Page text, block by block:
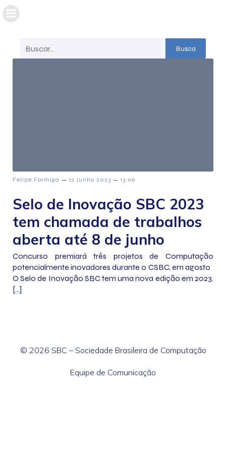
Busca
Felipe Formiga – 12 junho 2023 – 13:06
Selo de Inovação SBC 2023
tem chamada de trabalhos
aberta até 8 de junho
Concurso premiará três projetos de Computação
potencialmente inovadores durante o CSBC, em agosto
O Selo de Inovação SBC tem uma nova edição em 2023.
[…]
© 2026 SBC – Sociedade Brasileira de Computação
Equipe de Comunicação